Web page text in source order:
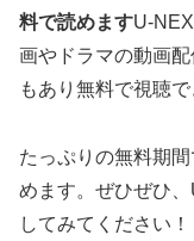
料で読めますU-
画やドラマの動画
もあり無料で視聴
たっぷりの無料期
めます。ぜひぜひ
してみてください！